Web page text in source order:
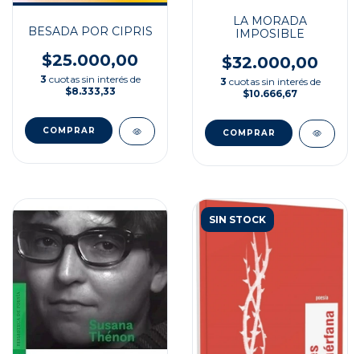
BESADA POR CIPRIS
$25.000,00
3 cuotas sin interés de
$8.333,33
LA MORADA
IMPOSIBLE
$32.000,00
3 cuotas sin interés de
$10.666,67
SIN STOCK